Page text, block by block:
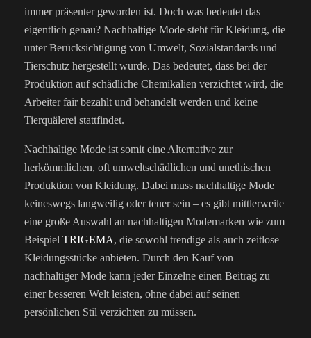
immer präsenter geworden ist. Doch was bedeutet das
eigentlich genau? Nachhaltige Mode steht für Kleidung, die
unter Berücksichtigung von Umwelt, Sozialstandards und
Tierschutz hergestellt wurde. Das bedeutet, dass bei der
Produktion auf schädliche Chemikalien verzichtet wird, die
Arbeiter fair bezahlt und behandelt werden und keine
Tierquälerei stattfindet.
Nachhaltige Mode ist somit eine Alternative zur
herkömmlichen, oft umweltschädlichen und unethischen
Produktion von Kleidung. Dabei muss nachhaltige Mode
keineswegs langweilig oder teuer sein – es gibt mittlerweile
eine große Auswahl an nachhaltigen Modemarken wie zum
Beispiel TRIGEMA, die sowohl trendige als auch zeitlose
Kleidungsstücke anbieten. Durch den Kauf von
nachhaltiger Mode kann jeder Einzelne einen Beitrag zu
einer besseren Welt leisten, ohne dabei auf seinen
persönlichen Stil verzichten zu müssen.